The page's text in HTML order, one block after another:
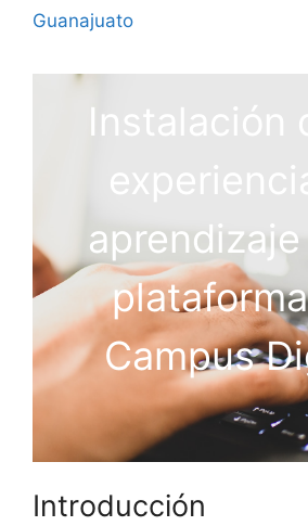
Guanajuato
Instalación
Campus
Introducción